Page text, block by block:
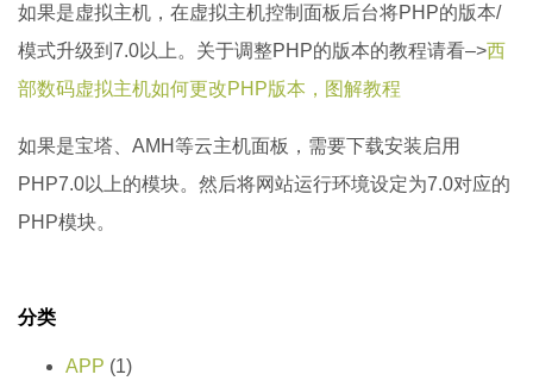
如果是虚拟主机，在虚拟主机控制面板后台将PHP的版本/
模式升级到7.0以上。关于调整PHP的版本的教程请看–>西
部数码虚拟主机如何更改PHP版本，图解教程
如果是宝塔、AMH等云主机面板，需要下载安装启用
PHP7.0以上的模块。然后将网站运行环境设定为7.0对应的
PHP模块。
分类
APP (1)